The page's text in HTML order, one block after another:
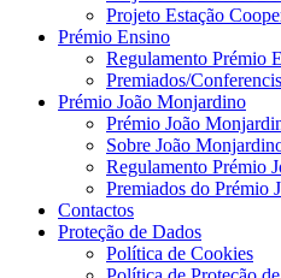
Projeto Estação
Prémio Ensino
Regulamento Prémio
Premiados/
Prémio João Monjardino
Prémio João
Sobre João
Regulamento Prémio
Premiados do Prémio
Contactos
Proteção de Dados
Política de Cookies